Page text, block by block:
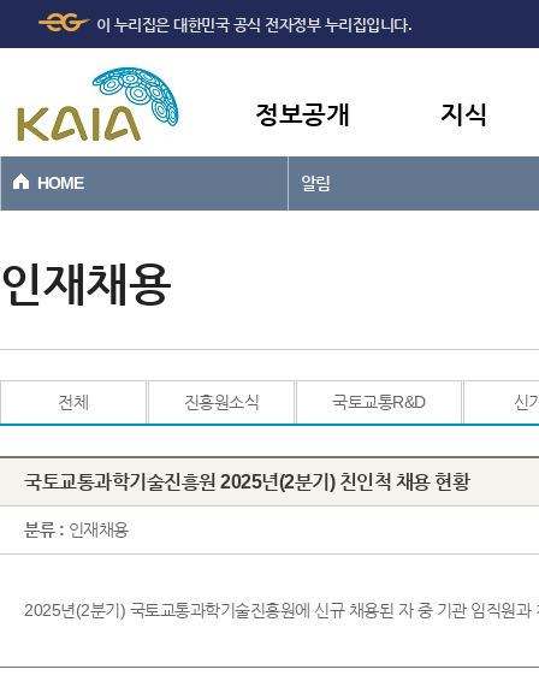
본문바로가기
이 누리집은 대한민국 공식 전자정부 누리집입니다.
정보공개 지식
HOME 알림
인재채용
전체 진흥원소식 국토교통R&D 신
국토교통과학기술진흥원 2025년(2분기) 친인척 채용 현황
분류 : 인재채용
2025년(2분기) 국토교통과학기술진흥원에 신규 채용된 자 중 기관 임직원